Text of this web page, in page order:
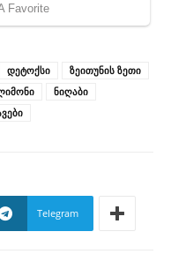
დეტოქსი
ზეითუნის ზეთი
ნიღაბი
Telegram